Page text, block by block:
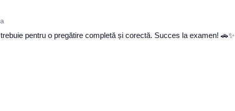
pentru o pregătire completă și corectă. Succes la examen! 🚗✨